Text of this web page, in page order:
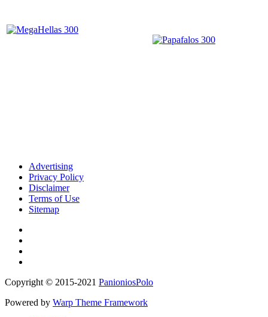
Advertising
Privacy Policy
Disclaimer
Terms of Use
Sitemap
Copyright © 2015-2021 PanioniosPolo
Powered by Warp Theme Framework